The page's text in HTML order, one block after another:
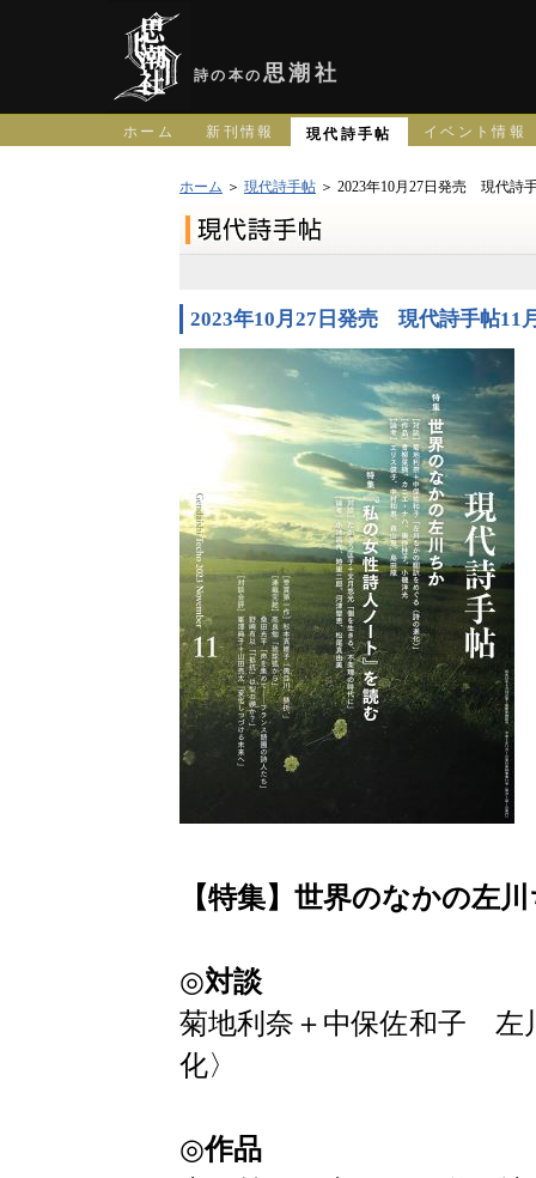
詩の本の 思潮社
ホーム 新刊情報 現代詩手帖 イベント情報
ホーム ＞ 現代詩手帖 ＞ 2023年10月27日発売 現代詩
2023年10月27日発売 現代詩手帖11
【特集】世界のなかの左
◎対談
菊地利奈＋中保佐和子 左
化〉
◎作品